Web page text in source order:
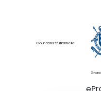
Cour constitutionnelle